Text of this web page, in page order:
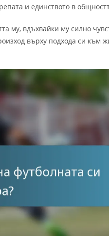
и единството в
му, вдъхвайки му силно
върху подхода си към